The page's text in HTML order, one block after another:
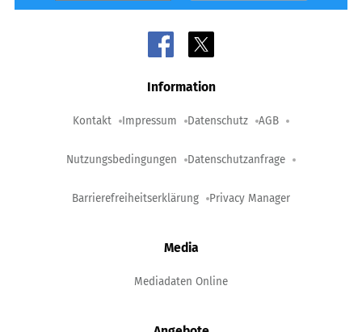
Information
Kontakt Impressum Datenschutz AGB
Nutzungsbedingungen Datenschutzanfrage
Barrierefreiheitserklärung Privacy Manager
Media
Mediadaten Online